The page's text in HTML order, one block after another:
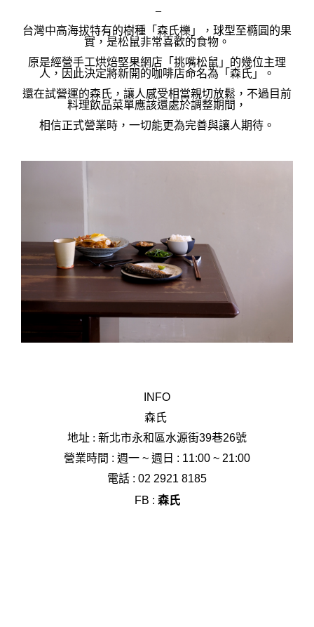
–
台灣中高海拔特有的樹種「森氏櫟」，球型至橢圓的果
實，是松鼠非常喜歡的食物。
原是經營手工烘焙堅果網店「 挑嘴松鼠 」的幾位主理
人，因此決定將新開的咖啡店命名為「森氏」。
還在試營運的森氏，讓人感受相當親切放鬆，不過目前
料理飲品菜單應該還處於調整期間，
相信正式營業時，一切能更為完善與讓人期待。
INFO
森氏
地址 : 新北市永和區水源街39巷26號
營業時間 : 週一 ~ 週日 : 11:00 ~ 21:00
電話 : 02 2921 8185
FB : 森氏